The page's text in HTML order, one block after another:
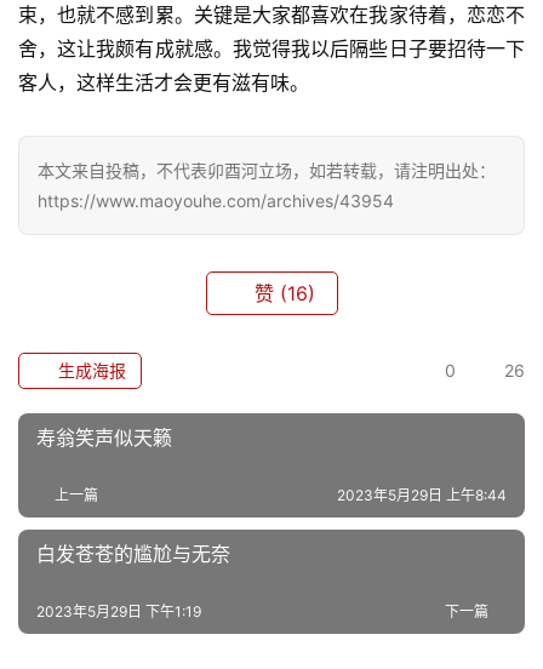
束，也就不感到累。关键是大家都喜欢在我家待着，恋恋不
舍，这让我颇有成就感。我觉得我以后隔些日子要招待一下
客人，这样生活才会更有滋有味。
本文来自投稿，不代表卯酉河立场，如若转载，请注明出处：
https://www.maoyouhe.com/archives/43954
赞 (16)
0 26
生成海报
寿翁笑声似天籁
上一篇 2023年5月29日 上午8:44
白发苍苍的尴尬与无奈
下一篇
2023年5月29日 下午1:19